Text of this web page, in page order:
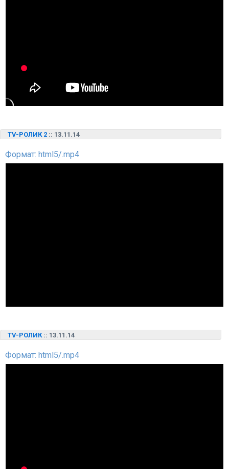
TV-РОЛИК 2 :: 13.11.14
Формат: html5/.mp4
TV-РОЛИК :: 13.11.14
Формат: html5/.mp4